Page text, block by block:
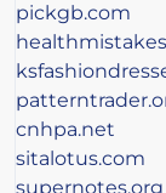
pickgb.com
cnhpa.net
sitalotus.com
supernotes.org